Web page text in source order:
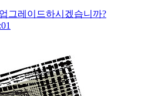
그레이드하시겠습니까?